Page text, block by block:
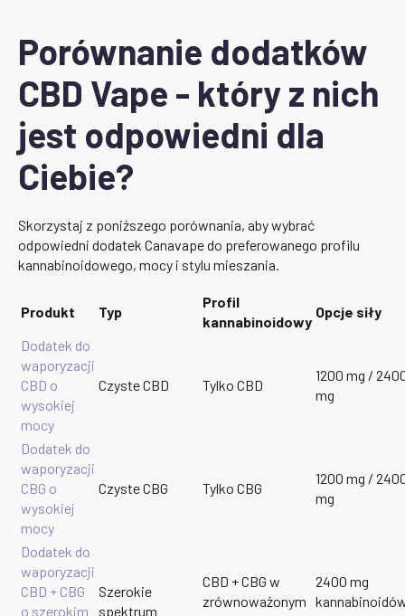
Porównanie dodatków
CBD Vape - który z nich
jest odpowiedni dla
Ciebie?
Skorzystaj z poniższego porównania, aby wybrać
odpowiedni dodatek Canavape do preferowanego profilu
kannabinoidowego, mocy i stylu mieszania.
Produkt Typ
Profil
kannabinoidowy
Opcje siły
Dodatek do
waporyzacji
CBD o
wysokiej
mocy
Czyste CBD Tylko CBD
1200 mg /
mg
Dodatek do
waporyzacji
CBG o
wysokiej
mocy
Czyste CBG Tylko CBG
1200 mg /
mg
Dodatek do
waporyzacji
CBD + CBG
o szerokim
Szerokie
spektrum
CBD + CBG w
zrównoważonym
2400 mg